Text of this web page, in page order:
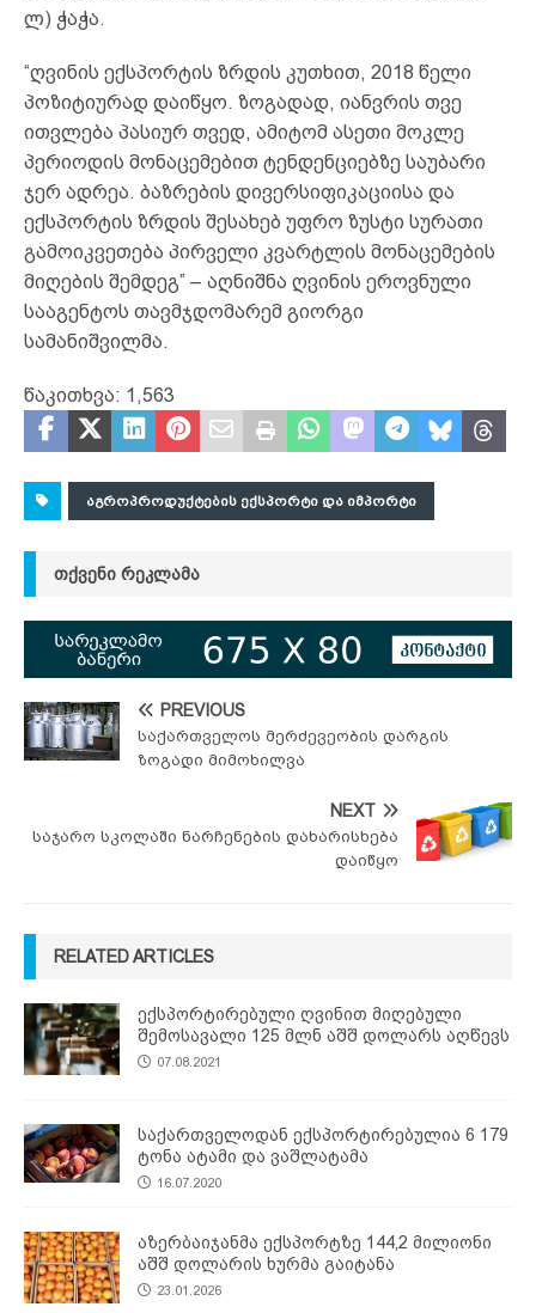
ლ) ჭაჭა.
“ღვინის ექსპორტის ზრდის კუთხით, 2018 წელი
პოზიტიურად დაიწყო. ზოგადად, იანვრის თვე
ითვლება პასიურ თვედ, ამიტომ ასეთი მოკლე
პერიოდის მონაცემებით ტენდენციებზე საუბარი
ჯერ ადრეა. ბაზრების დივერსიფიკაციისა და
ექსპორტის ზრდის შესახებ უფრო ზუსტი სურათი
გამოიკვეთება პირველი კვარტლის მონაცემების
მიღების შემდეგ” – აღნიშნა ღვინის ეროვნული
სააგენტოს თავმჯდომარემ გიორგი
სამანიშვილმა.
წაკითხვა: 1,563
ᲐᲒᲠᲝᲞᲠᲝᲓᲣᲥᲢᲔᲑᲘᲡ ᲔᲥᲡᲞᲝᲠᲢᲘ ᲓᲐ ᲘᲛᲞᲝᲠᲢᲘ
ᲗᲥᲕᲔᲜᲘ ᲠᲔᲙᲚᲐᲛᲐ
PREVIOUS
საქართველოს მერძევეობის დარგის
ზოგადი მიმოხილვა
NEXT
საჯარო სკოლაში ნარჩენების დახარისხება
დაიწყო
RELATED ARTICLES
ექსპორტირებული ღვინით მიღებული
შემოსავალი 125 მლნ აშშ დოლარს აღწევს
07.08.2021
საქართველოდან ექსპორტირებულია 6 179
ტონა ატამი და ვაშლატამა
16.07.2020
აზერბაიჯანმა ექსპორტზე 144,2 მილიონი
აშშ დოლარის ხურმა გაიტანა
23.01.2026